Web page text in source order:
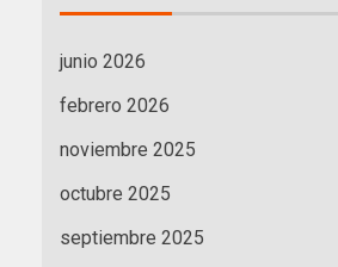
junio 2026
febrero 2026
noviembre 2025
octubre 2025
septiembre 2025